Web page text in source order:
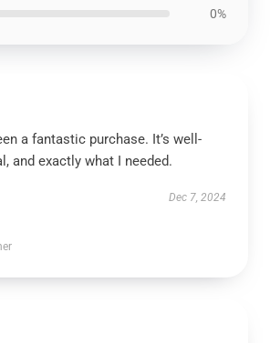
0%
a fantastic purchase. It’s well-
and exactly what I needed.
Dec 7, 2024